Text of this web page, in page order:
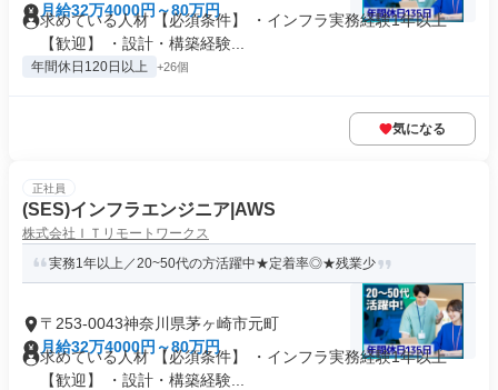
月給32万4000円～80万円
求めている人材 【必須条件】 ・インフラ実務経験1年以上
【歓迎】 ・設計・構築経験...
年間休日120日以上 +26個
気になる
正社員
(SES)インフラエンジニア|AWS
株式会社ＩＴリモートワークス
実務1年以上／20~50代の方活躍中★定着率◎★残業少
〒253-0043神奈川県茅ヶ崎市元町
月給32万4000円～80万円
求めている人材 【必須条件】 ・インフラ実務経験1年以上
【歓迎】 ・設計・構築経験...